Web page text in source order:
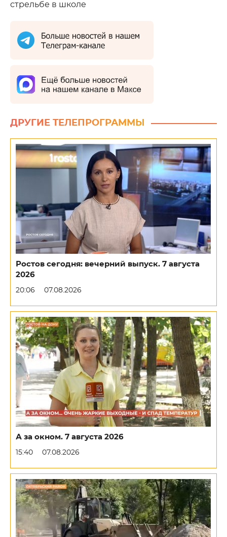
стрельбе в школе
ДРУГИЕ ТЕЛЕПРОГРАММЫ
Ростов сегодня: вечерний выпуск. 7 августа
2026
20:06 07.08.2026
А за окном. 7 августа 2026
15:40 07.08.2026